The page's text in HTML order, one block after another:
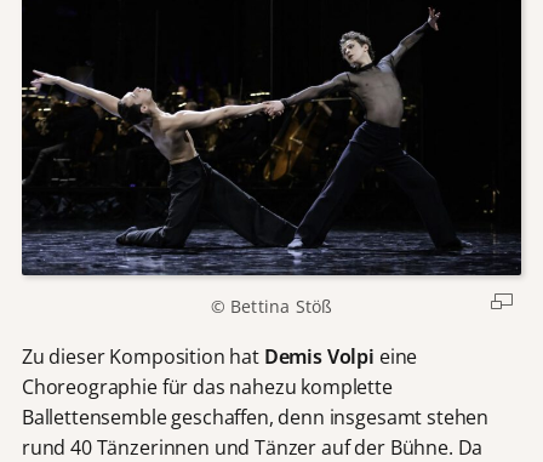
© Bettina Stöß
Zu dieser Komposition hatDemis Volpi eine
Choreographie für das nahezu komplette
Ballettensemble geschaffen, denn insgesamt stehen
rund 40 Tänzerinnen und Tänzer auf der Bühne. Da